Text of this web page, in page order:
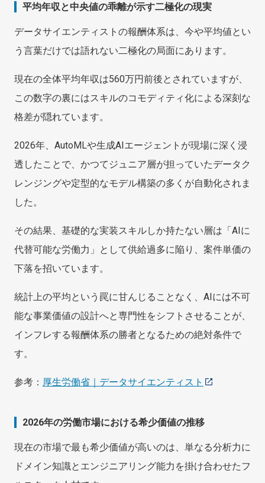
平均年収と中央値の乖離が示す二極化の現実
データサイエンティストの報酬体系は、今や平均値とい
う言葉だけでは語れない二極化の局面にあります。
現在の全体平均年収は560万円前後とされていますが、
この数字の裏にはスキルのコモディティ化による深刻な
格差が隠れています。
2026年、AutoMLや生成AIエージェントが現場に深く浸
透したことで、かつてジュニア層が担っていたデータク
レンジングや定型的なモデル構築の多くが自動化されま
した。
その結果、基礎的な実装スキルしか持たない層は「AIに
代替可能な労働力」として供給過多に陥り、案件単価の
下落を招いています。
統計上の平均という罠に甘んじることなく、AIには不可
能な事業価値の設計へと専門性をシフトさせることが、
インフレする報酬体系の勝者となるための絶対条件で
す。
参考： 厚生労働省｜データサイエンティスト
2026年の労働市場における希少価値の推移
現在の市場で最も希少価値が高いのは、単なる分析力に
ドメイン知識とエンジニアリング能力を掛け合わせたフ